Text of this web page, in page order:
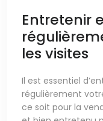
Entretenir
les visites
Il est essentiel
régulièrement
ce soit pour la